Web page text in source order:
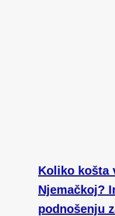
Koliko košta
Njemačkoj?
podnošenju